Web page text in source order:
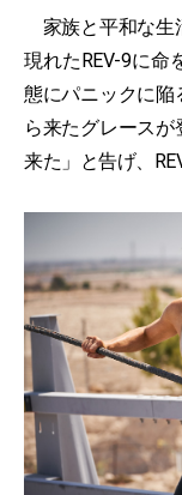
家族と平和な生
現れたREV-9に命
態にパニックに陥
ら来たグレース
来た」と告げ、